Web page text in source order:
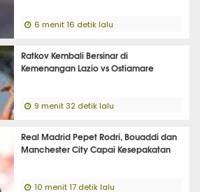
6 menit 16 detik lalu
Ratkov Kembali Bersinar di
Kemenangan Lazio vs Ostiamare
9 menit 32 detik lalu
Real Madrid Pepet Rodri, Bouaddi dan
Manchester City Capai Kesepakatan
10 menit 17 detik lalu